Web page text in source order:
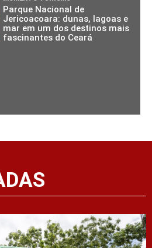
Parque Nacional de
Jericoacoara: dunas, lagoas e
mar em um dos destinos mais
fascinantes do Ceará